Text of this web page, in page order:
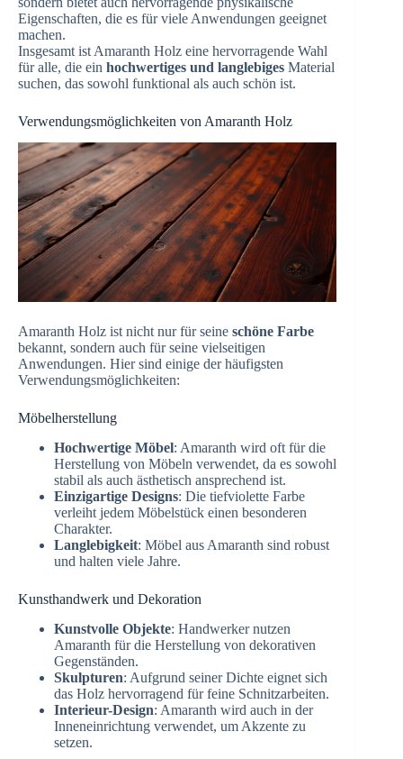
Eigenschaften, die es für viele Anwendungen geeignet
machen.
Insgesamt ist Amaranth Holz eine hervorragende Wahl
für alle, die ein hochwertiges und langlebiges Material
suchen, das sowohl funktional als auch schön ist.
Verwendungsmöglichkeiten von Amaranth Holz
Amaranth Holz ist nicht nur für seine schöne Farbe
bekannt, sondern auch für seine vielseitigen
Anwendungen. Hier sind einige der häufigsten
Verwendungsmöglichkeiten:
Möbelherstellung
Hochwertige Möbel: Amaranth wird oft für die
Herstellung von Möbeln verwendet, da es sowohl
stabil als auch ästhetisch ansprechend ist.
Einzigartige Designs: Die tiefviolette Farbe
verleiht jedem Möbelstück einen besonderen
Charakter.
Langlebigkeit: Möbel aus Amaranth sind robust
und halten viele Jahre.
Kunsthandwerk und Dekoration
Kunstvolle Objekte: Handwerker nutzen
Amaranth für die Herstellung von dekorativen
Gegenständen.
Skulpturen: Aufgrund seiner Dichte eignet sich
das Holz hervorragend für feine Schnitzarbeiten.
Interieur-Design: Amaranth wird auch in der
Inneneinrichtung verwendet, um Akzente zu
setzen.